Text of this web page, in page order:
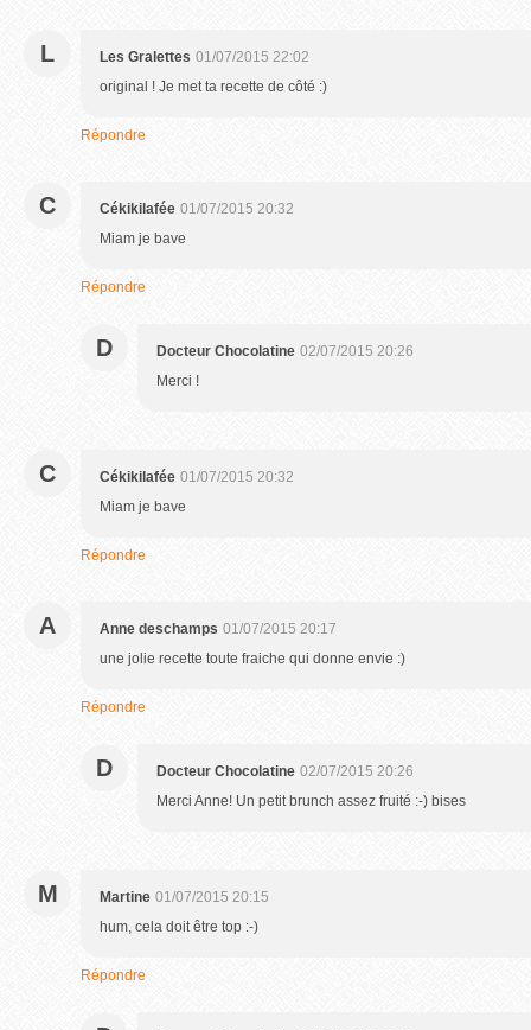
L Les Gralettes 01/07/2015 22:02
original ! Je met ta recette de côté :)
Répondre
C Cékikilafée 01/07/2015 20:32
Miam je bave
Répondre
D Docteur Chocolatine 02/07/2015 20:26
Merci !
C Cékikilafée 01/07/2015 20:32
Miam je bave
Répondre
A Anne deschamps 01/07/2015 20:17
une jolie recette toute fraiche qui donne envie :)
Répondre
D Docteur Chocolatine 02/07/2015 20:26
Merci Anne! Un petit brunch assez fruité :-) bises
M Martine 01/07/2015 20:15
hum, cela doit être top :-)
Répondre